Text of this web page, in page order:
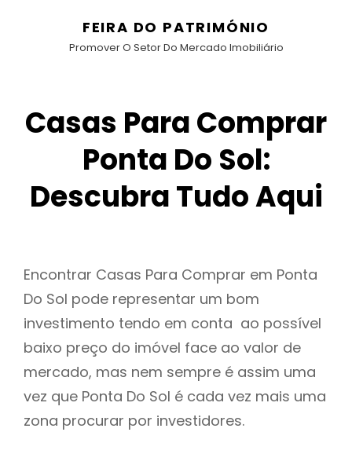
FEIRA DO PATRIMÓNIO
Promover O Setor Do Mercado Imobiliário
Casas Para Comprar
Ponta Do Sol:
Descubra Tudo Aqui
Encontrar Casas Para Comprar em Ponta
Do Sol pode representar um bom
investimento tendo em conta ao possível
baixo preço do imóvel face ao valor de
mercado, mas nem sempre é assim uma
vez que Ponta Do Sol é cada vez mais uma
zona procurar por investidores.